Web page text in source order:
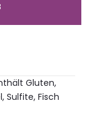
Gluten,
Sulfite, Fisch